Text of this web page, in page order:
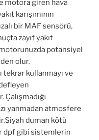
motora giren hava
karışımının
bir MAF sensörü,
zayıf yakıt
potansiyel
olur.
tekrar kullanmayı ve
yanmadan atmosfere
duman kötü
dpf gibi sistemlerin